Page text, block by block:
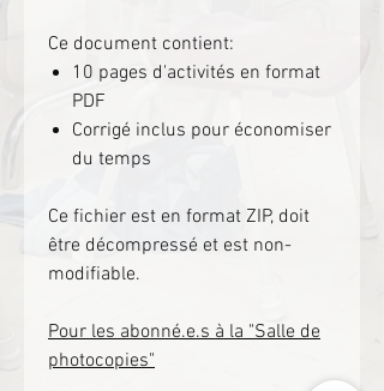
Ce document contient:
10 pages d'activités en format
PDF
Corrigé inclus pour économiser
du temps
Ce fichier est en format ZIP, doit
être décompressé et est non-
modifiable.
Pour les abonné.e.s à la "Salle de
photocopies"